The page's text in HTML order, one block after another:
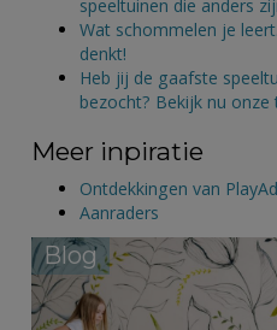
speeltuinen die anders
Wat schommelen je
denkt!
Heb jij de gaafste
bezocht? Bekijk nu onze
Meer inpiratie
Ontdekkingen van
Aanraders
Blog